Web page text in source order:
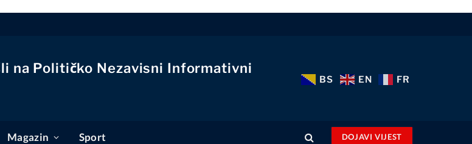
na Političko Nezavisni Informativni
BS EN FR
Magazin Sport DOJAVI VIJEST